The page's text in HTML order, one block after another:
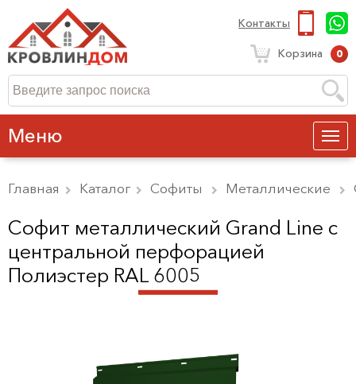
Контакты
Корзина 0
Меню
Главная Каталог Софиты Металлические
Софит металлический Grand Line c
центральной перфорацией
Полиэстер RAL 6005